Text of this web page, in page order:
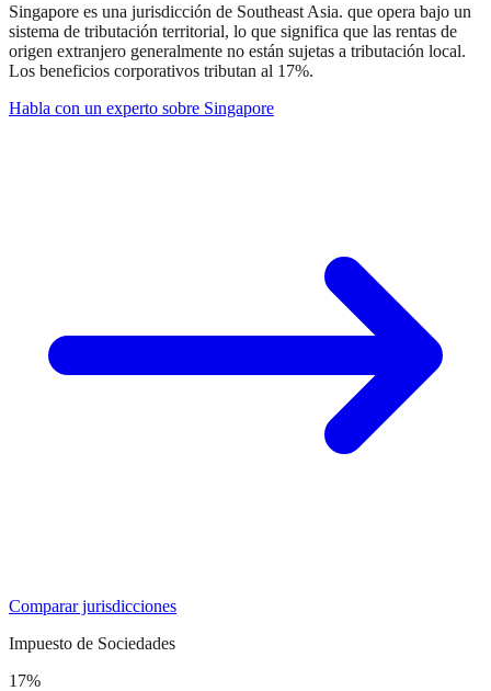
Singapore es una jurisdicción de Southeast Asia. que opera bajo un
sistema de tributación territorial, lo que significa que las rentas de
origen extranjero generalmente no están sujetas a tributación local.
Los beneficios corporativos tributan al 17%.
Habla con un experto sobre Singapore
Comparar jurisdicciones
Impuesto de Sociedades
17%